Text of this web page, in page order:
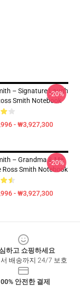
– Signature Laugh
Smith Notebook
- ₩3,927,300
-20%
– Grandma & Me
Ross Smith Notebook
- ₩3,927,300
-20%
하고 쇼핑하세요
배송까지 24/7 보호
안전한 결제